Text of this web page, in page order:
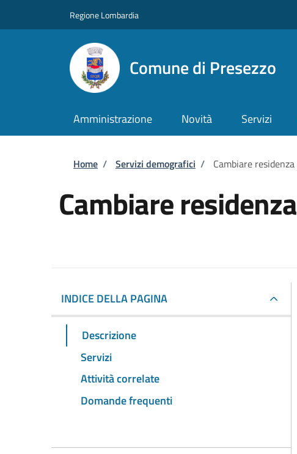
Regione Lombardia
Comune di Presezzo
Amministrazione Novità Servizi
Briciole di pane
Home / Servizi demografici / Cambiare residenza
Cambiare residenza
INDICE DELLA PAGINA
Descrizione
Servizi
Attività correlate
Domande frequenti